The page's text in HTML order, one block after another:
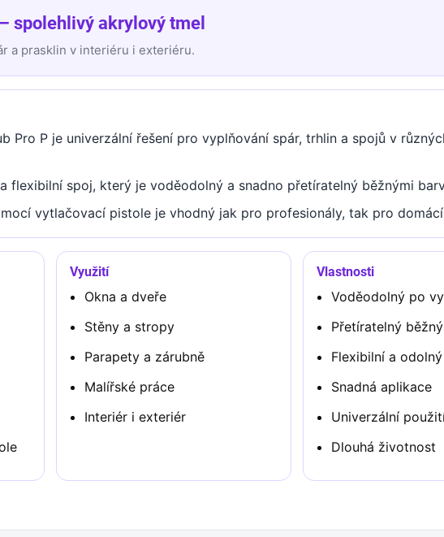
spolehlivý akrylový tmel
a prasklin v interiéru i exteriéru.
Pro P je univerzální řešení pro vyplňování spár, trhlin a spojů v
flexibilní spoj, který je voděodolný a snadno přetíratelný běžnými
vytlačovací pistole je vhodný jak pro profesionály, tak pro
Využití
Okna a dveře
Stěny a stropy
Parapety a zárubně
Malířské práce
Interiér i exteriér
Vlastnosti
Voděodolný po
Přetíratelný
Flexibilní a
Snadná aplikace
Univerzální
Dlouhá životnost